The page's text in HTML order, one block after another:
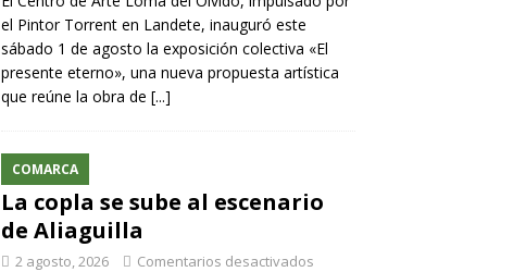
el Pintor Torrent en Landete, inauguró este
sábado 1 de agosto la exposición colectiva «El
presente eterno», una nueva propuesta artística
que reúne la obra de [...]
COMARCA
La copla se sube al escenario
de Aliaguilla
2 agosto, 2026 Comentarios desactivados